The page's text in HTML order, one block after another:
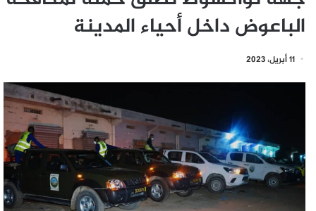
الباعوض داخل أحياء المدينة
11 أبريل، 2023